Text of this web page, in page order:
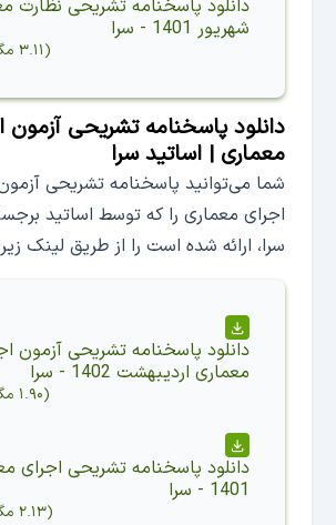
دانلود پاسخنامه تشریحی نظارت
شهریور 1401 - سرا
(۳.۱۱ مگابایت
دانلود پاسخنامه تشریحی آزمون
معماری | اساتید سرا
شما می‌توانید پاسخنامه تشریحی
اجرای معماری را که توسط اساتید
سرا، ارائه شده است را از طریق لینک زیر
دانلود پاسخنامه تشریحی آزمون
معماری اردیبهشت 1402 - سرا
(۱.۹۰ مگابایت
دانلود پاسخنامه تشریحی اجرای
1401 - سرا
(۲.۱۳ مگابایت